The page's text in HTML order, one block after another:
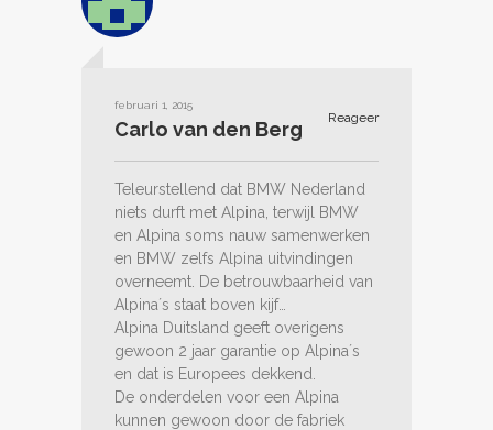
februari 1, 2015
Reageer
Carlo van den Berg
Teleurstellend dat BMW Nederland
niets durft met Alpina, terwijl BMW
en Alpina soms nauw samenwerken
en BMW zelfs Alpina uitvindingen
overneemt. De betrouwbaarheid van
Alpina´s staat boven kijf…
Alpina Duitsland geeft overigens
gewoon 2 jaar garantie op Alpina´s
en dat is Europees dekkend.
De onderdelen voor een Alpina
kunnen gewoon door de fabriek